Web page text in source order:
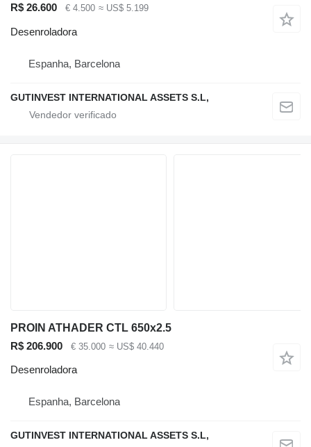
R$ 26.600
€ 4.500 ≈ US$ 5.199
Desenroladora
Espanha, Barcelona
GUTINVEST INTERNATIONAL ASSETS S.L,
PROIN ATHADER CTL 650x2.5
R$ 206.900
€ 35.000 ≈ US$ 40.440
Desenroladora
Espanha, Barcelona
GUTINVEST INTERNATIONAL ASSETS S.L,